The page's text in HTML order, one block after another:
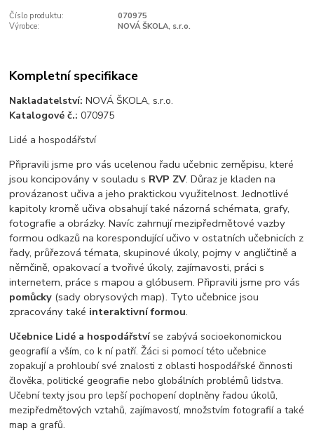
Číslo produktu:
070975
Výrobce:
NOVÁ ŠKOLA, s.r.o.
Kompletní specifikace
Nakladatelství:NOVÁ ŠKOLA, s.r.o.
Katalogové č.: 070975
Lidé a hospodářství
Připravili jsme pro vás ucelenou řadu učebnic zeměpisu, které
jsou koncipovány v souladu s RVP ZV. Důraz je kladen na
provázanost učiva a jeho praktickou využitelnost. Jednotlivé
kapitoly kromě učiva obsahují také názorná schémata, grafy,
fotografie a obrázky. Navíc zahrnují mezipředmětové vazby
formou odkazů na korespondující učivo v ostatních učebnicích z
řady, průřezová témata, skupinové úkoly, pojmy v angličtině a
němčině, opakovací a tvořivé úkoly, zajímavosti, práci s
internetem, práce s mapou a glóbusem. Připravili jsme pro vás
pomůcky (sady obrysových map). Tyto učebnice jsou
zpracovány také interaktivní formou.
Učebnice Lidé a hospodářstvíse zabývá socioekonomickou
geografií a vším, co k ní patří. Žáci si pomocí této učebnice
zopakují a prohloubí své znalosti z oblasti hospodářské činnosti
člověka, politické geografie nebo globálních problémů lidstva.
Učební texty jsou pro lepší pochopení doplněny řadou úkolů,
mezipředmětových vztahů, zajímavostí, množstvím fotografií a také
map a grafů.